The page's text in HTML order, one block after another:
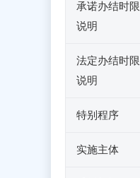
承诺办结时限
说明
法定办结时限
说明
特别程序
实施主体